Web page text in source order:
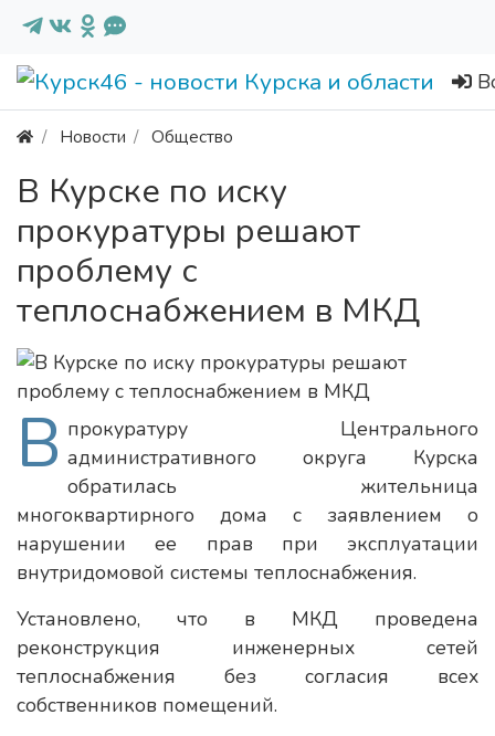
Новости Общество
В Курске по иску
прокуратуры решают
проблему с
теплоснабжением в МКД
В прокуратуру Центрального
административного округа Курска
обратилась жительница
многоквартирного дома с заявлением о
нарушении ее прав при эксплуатации
внутридомовой системы теплоснабжения.
Установлено, что в МКД проведена
реконструкция инженерных сетей
теплоснабжения без согласия всех
собственников помещений.